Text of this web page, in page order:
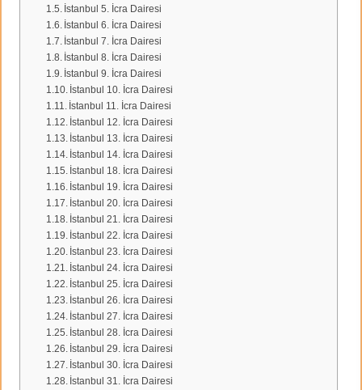
İstanbul 5. İcra Dairesi
İstanbul 6. İcra Dairesi
İstanbul 7. İcra Dairesi
İstanbul 8. İcra Dairesi
İstanbul 9. İcra Dairesi
İstanbul 10. İcra Dairesi
İstanbul 11. İcra Dairesi
İstanbul 12. İcra Dairesi
İstanbul 13. İcra Dairesi
İstanbul 14. İcra Dairesi
İstanbul 18. İcra Dairesi
İstanbul 19. İcra Dairesi
İstanbul 20. İcra Dairesi
İstanbul 21. İcra Dairesi
İstanbul 22. İcra Dairesi
İstanbul 23. İcra Dairesi
İstanbul 24. İcra Dairesi
İstanbul 25. İcra Dairesi
İstanbul 26. İcra Dairesi
İstanbul 27. İcra Dairesi
İstanbul 28. İcra Dairesi
İstanbul 29. İcra Dairesi
İstanbul 30. İcra Dairesi
İstanbul 31. İcra Dairesi